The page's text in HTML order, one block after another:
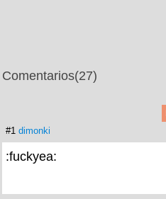
Comentarios(27)
#1 dimonki
:fuckyea: